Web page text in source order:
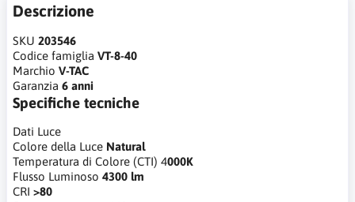
Descrizione
SKU 203546
Codice famiglia VT-8-40
Marchio V-TAC
Garanzia 6 anni
Specifiche tecniche
Dati Luce
Colore della Luce Natural
Temperatura di Colore (CTI) 4000K
Flusso Luminoso 4300 lm
CRI >80